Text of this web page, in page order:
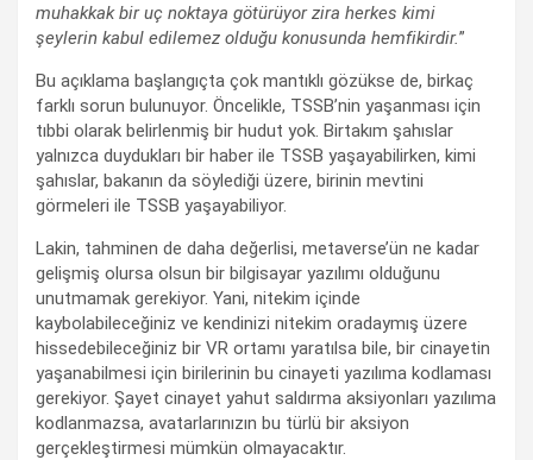
muhakkak bir uç noktaya götürüyor zira herkes kimi
şeylerin kabul edilemez olduğu konusunda hemfikirdir.”
Bu açıklama başlangıçta çok mantıklı gözükse de, birkaç
farklı sorun bulunuyor. Öncelikle, TSSB’nin yaşanması için
tıbbi olarak belirlenmiş bir hudut yok. Birtakım şahıslar
yalnızca duydukları bir haber ile TSSB yaşayabilirken, kimi
şahıslar, bakanın da söylediği üzere, birinin mevtini
görmeleri ile TSSB yaşayabiliyor.
Lakin, tahminen de daha değerlisi, metaverse’ün ne kadar
gelişmiş olursa olsun bir bilgisayar yazılımı olduğunu
unutmamak gerekiyor. Yani, nitekim içinde
kaybolabileceğiniz ve kendinizi nitekim oradaymış üzere
hissedebileceğiniz bir VR ortamı yaratılsa bile, bir cinayetin
yaşanabilmesi için birilerinin bu cinayeti yazılıma kodlaması
gerekiyor. Şayet cinayet yahut saldırma aksiyonları yazılıma
kodlanmazsa, avatarlarınızın bu türlü bir aksiyon
gerçekleştirmesi mümkün olmayacaktır.